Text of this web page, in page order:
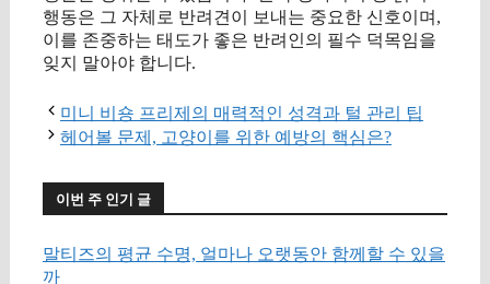
행동은 그 자체로 반려견이 보내는 중요한 신호이며,
이를 존중하는 태도가 좋은 반려인의 필수 덕목임을
잊지 말아야 합니다.
미니 비숑 프리제의 매력적인 성격과 털 관리 팁
헤어볼 문제, 고양이를 위한 예방의 핵심은?
이번 주 인기 글
말티즈의 평균 수명, 얼마나 오랫동안 함께할 수 있을
까